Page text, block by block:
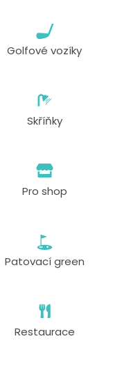
Golfové vozíky
Skříňky
Pro shop
Patovací green
Restaurace